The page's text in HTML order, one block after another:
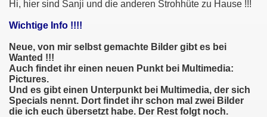
Hi, hier sind Sanji und die anderen Strohhüte zu Hause !!!
Wichtige Info !!!!
Neue, von mir selbst gemachte Bilder gibt es bei
Wanted !!!
Auch findet ihr einen neuen Punkt bei Multimedia:
Pictures.
Und es gibt einen Unterpunkt bei Multimedia, der sich
Specials nennt. Dort findet ihr schon mal zwei Bilder
die ich euch übersetzt habe. Der Rest folgt noch.